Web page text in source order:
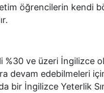
öğrencilerin kendi
ve üzeri İngilizce
devam edebilmeleri
bir İngilizce Yeterlik